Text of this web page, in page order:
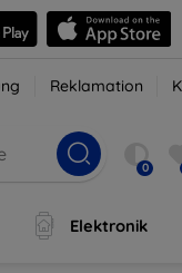
Reklamation
0
Elektronik